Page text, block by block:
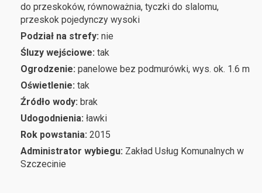
do przeskoków, równoważnia, tyczki do slalomu,
przeskok pojedynczy wysoki
Podział na strefy: nie
Śluzy wejściowe: tak
Ogrodzenie: panelowe bez podmurówki, wys. ok. 1.6 m
Oświetlenie: tak
Źródło wody: brak
Udogodnienia: ławki
Rok powstania: 2015
Administrator wybiegu: Zakład Usług Komunalnych w
Szczecinie